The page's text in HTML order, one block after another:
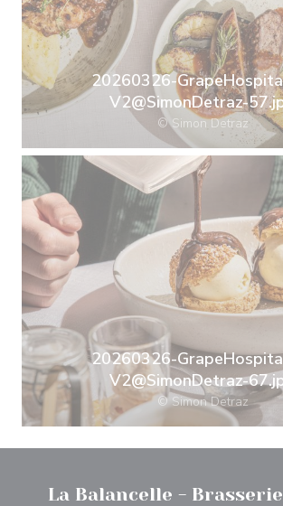
20260326-
V2@SimonDetraz-
© Simon Detraz
20260326-
V2@SimonDetraz-
© Simon Detraz
La Balancelle -